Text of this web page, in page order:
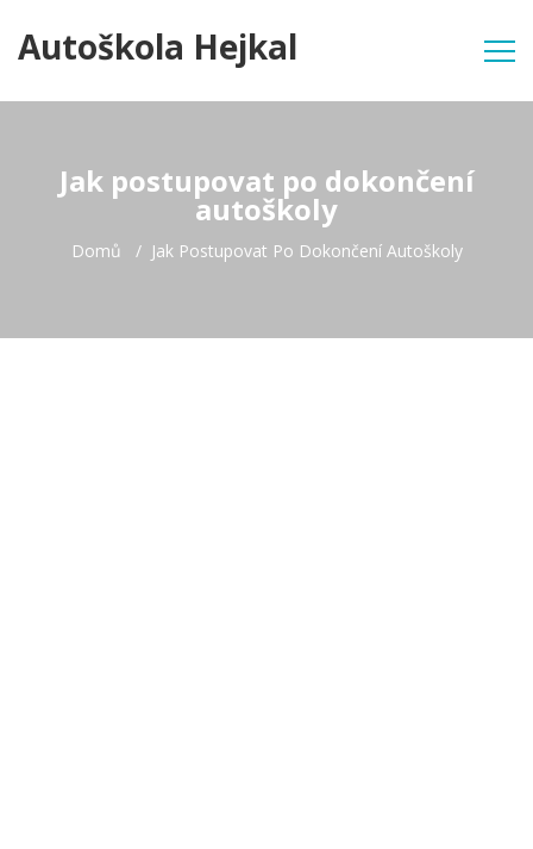
Autoškola Hejkal
Jak postupovat po dokončení
autoškoly
Domů Jak Postupovat Po Dokončení Autoškoly